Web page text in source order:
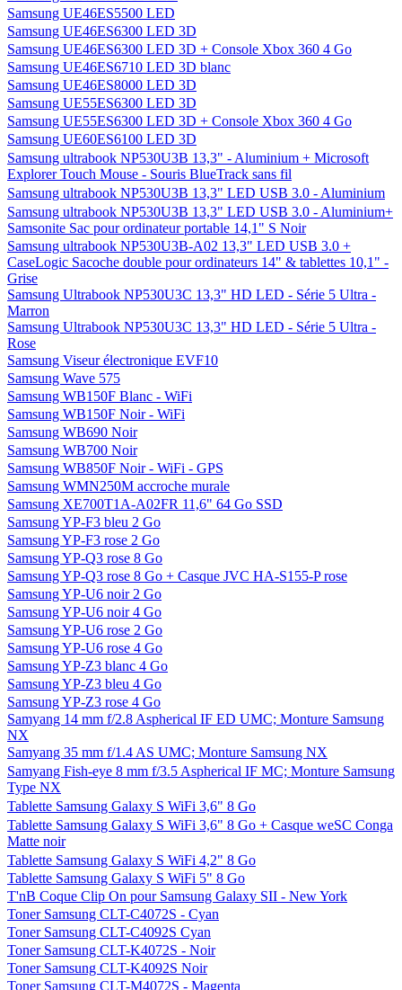
Samsung UE46ES5500 LED
Samsung UE46ES6300 LED 3D
Samsung UE46ES6300 LED 3D + Console Xbox 360 4 Go
Samsung UE46ES6710 LED 3D blanc
Samsung UE46ES8000 LED 3D
Samsung UE55ES6300 LED 3D
Samsung UE55ES6300 LED 3D + Console Xbox 360 4 Go
Samsung UE60ES6100 LED 3D
Samsung ultrabook NP530U3B 13,3" - Aluminium + Microsoft
Explorer Touch Mouse - Souris BlueTrack sans fil
Samsung ultrabook NP530U3B 13,3" LED USB 3.0 - Aluminium
Samsung ultrabook NP530U3B 13,3" LED USB 3.0 - Aluminium+
Samsonite Sac pour ordinateur portable 14,1" S Noir
Samsung ultrabook NP530U3B-A02 13,3" LED USB 3.0 +
CaseLogic Sacoche double pour ordinateurs 14" & tablettes 10,1" -
Grise
Samsung Ultrabook NP530U3C 13,3" HD LED - Série 5 Ultra -
Marron
Samsung Ultrabook NP530U3C 13,3" HD LED - Série 5 Ultra -
Rose
Samsung Viseur électronique EVF10
Samsung Wave 575
Samsung WB150F Blanc - WiFi
Samsung WB150F Noir - WiFi
Samsung WB690 Noir
Samsung WB700 Noir
Samsung WB850F Noir - WiFi - GPS
Samsung WMN250M accroche murale
Samsung XE700T1A-A02FR 11,6" 64 Go SSD
Samsung YP-F3 bleu 2 Go
Samsung YP-F3 rose 2 Go
Samsung YP-Q3 rose 8 Go
Samsung YP-Q3 rose 8 Go + Casque JVC HA-S155-P rose
Samsung YP-U6 noir 2 Go
Samsung YP-U6 noir 4 Go
Samsung YP-U6 rose 2 Go
Samsung YP-U6 rose 4 Go
Samsung YP-Z3 blanc 4 Go
Samsung YP-Z3 bleu 4 Go
Samsung YP-Z3 rose 4 Go
Samyang 14 mm f/2.8 Aspherical IF ED UMC; Monture Samsung
NX
Samyang 35 mm f/1.4 AS UMC; Monture Samsung NX
Samyang Fish-eye 8 mm f/3.5 Aspherical IF MC; Monture Samsung
Type NX
Tablette Samsung Galaxy S WiFi 3,6" 8 Go
Tablette Samsung Galaxy S WiFi 3,6" 8 Go + Casque weSC Conga
Matte noir
Tablette Samsung Galaxy S WiFi 4,2" 8 Go
Tablette Samsung Galaxy S WiFi 5" 8 Go
T'nB Coque Clip On pour Samsung Galaxy SII - New York
Toner Samsung CLT-C4072S - Cyan
Toner Samsung CLT-C4092S Cyan
Toner Samsung CLT-K4072S - Noir
Toner Samsung CLT-K4092S Noir
Toner Samsung CLT-M4072S - Magenta